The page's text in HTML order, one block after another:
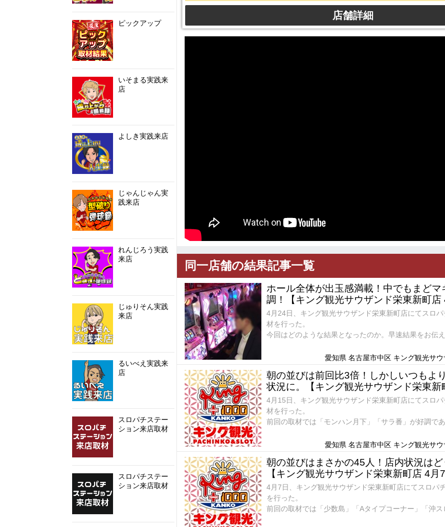
ピックアップ
いそまる実践来
店
よしき実践来店
じゃんじゃん実
践来店
れんじろう実践
来店
じゅりそん実践
来店
るいべえ実践来
店
スロパチステー
ション来店取材
スロパチステー
ション来店取材
店舗詳細
同一店舗の結果記事一覧
ホール全体が出玉感満載！中でもまどマ
調！【キング観光サウザンド栄東新町店
4月24日、キング観光サウザンド栄東新町店にてスロ
材を行った。
今回はどのような結果となったのか。早速結果をお伝え
愛知県 名古屋市中区 キング観光サ
朝の並びは前回比3倍！しかしいつもよ
状況に。【キング観光サウザンド栄東新
4月15日、キング観光サウザンド栄東新町店にてスロ
材を行った。
前回の取材では「モンハン月下」「サラ番」が好調であ
愛知県 名古屋市中区 キング観光サ
朝の並びはまさかの45人！店内状況はど
【キング観光サウザンド栄東新町店 4月7
4月7日、キング観光サウザンド栄東新町店にてスロパ
を行った。
前回の取材では「少数島」「Aタイプコーナー」「沖ス